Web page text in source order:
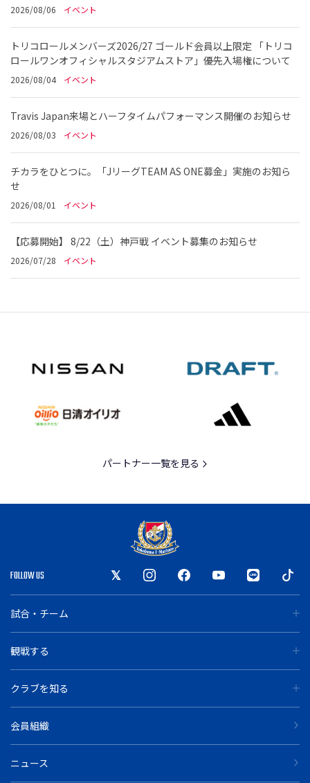
2026/08/06 イベント
トリコロールメンバーズ2026/27 ゴールド会員以上限定 「トリコ
ロールワンオフィシャルスタジアムストア」優先入場権について
2026/08/04 イベント
Travis Japan来場とハーフタイムパフォーマンス開催のお知らせ
2026/08/03 イベント
チカラをひとつに。「JリーグTEAM AS ONE募金」実施のお知ら
せ
2026/08/01 イベント
【応募開始】 8/22（土）神戸戦 イベント募集のお知らせ
2026/07/28 イベント
パートナー一覧を見る
FOLLOW US
試合・チーム
観戦する
クラブを知る
会員組織
ニュース